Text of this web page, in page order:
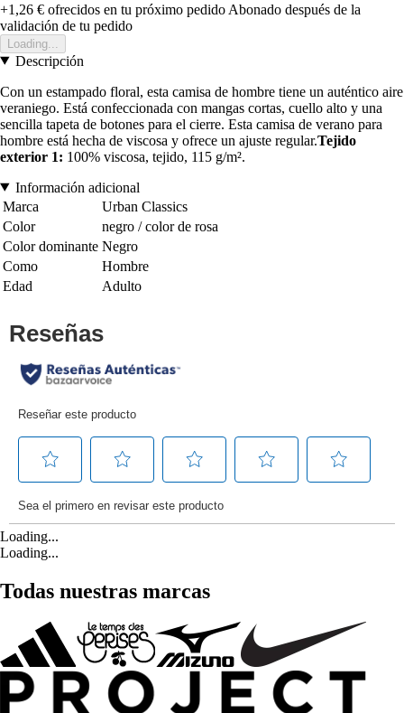
+1,26 € ofrecidos en tu próximo pedido Abonado después de la
validación de tu pedido
Loading...
Descripción
Con un estampado floral, esta camisa de hombre tiene un auténtico aire
veraniego. Está confeccionada con mangas cortas, cuello alto y una
sencilla tapeta de botones para el cierre. Esta camisa de verano para
hombre está hecha de viscosa y ofrece un ajuste regular.Tejido
exterior 1: 100% viscosa, tejido, 115 g/m².
Información adicional
Marca
Urban Classics
Color
negro / color de rosa
Color dominante Negro
Como
Hombre
Edad
Adulto
Loading...
Loading...
Todas nuestras marcas